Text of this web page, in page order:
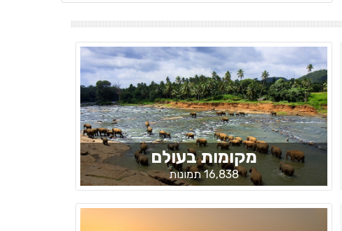
מקומות בעולם
16,838 תמונות